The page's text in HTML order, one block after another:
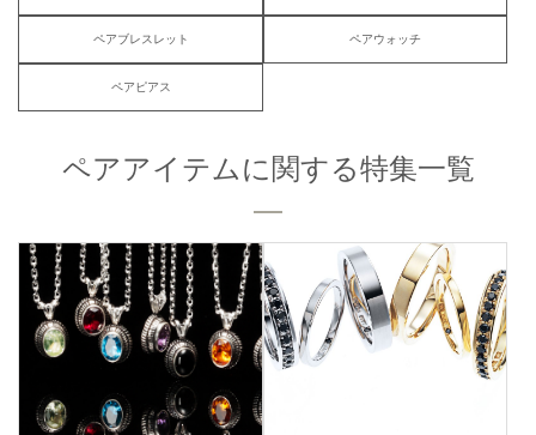
ペアブレスレット ペアウォッチ
ペアピアス
ペアアイテムに関する特集一覧